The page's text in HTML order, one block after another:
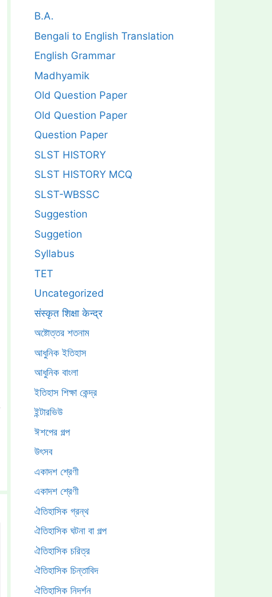
B.A.
Bengali to English Translation
English Grammar
Madhyamik
Old Question Paper
Old Question Paper
Question Paper
SLST HISTORY
SLST HISTORY MCQ
SLST-WBSSC
Suggestion
Suggetion
Syllabus
TET
Uncategorized
संस्कृत शिक्षा केन्द्र
অষ্টোত্তর শতনাম
আধুনিক ইতিহাস
আধুনিক বাংলা
ইতিহাস শিক্ষা কেন্দ্র
ইন্টারভিউ
ঈশপের গল্প
উৎসব
একাদশ শ্রেণী
একাদশ শ্রেণী
ঐতিহাসিক গ্রন্থ
ঐতিহাসিক ঘটনা বা গল্প
ঐতিহাসিক চরিত্র
ঐতিহাসিক চিন্তাবিদ
ঐতিহাসিক নিদর্শন